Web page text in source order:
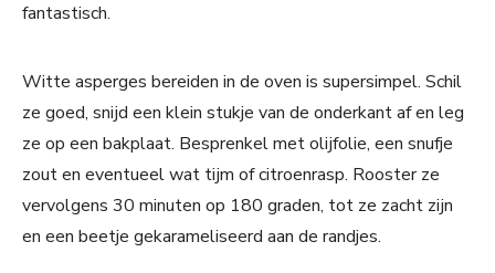
fantastisch.
Witte asperges bereiden in de oven is supersimpel. Schil
ze goed, snijd een klein stukje van de onderkant af en leg
ze op een bakplaat. Besprenkel met olijfolie, een snufje
zout en eventueel wat tijm of citroenrasp. Rooster ze
vervolgens 30 minuten op 180 graden, tot ze zacht zijn
en een beetje gekarameliseerd aan de randjes.